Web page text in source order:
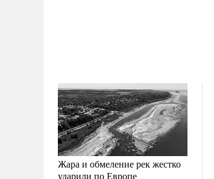
Жара и обмеление рек жестко
ударили по Европе